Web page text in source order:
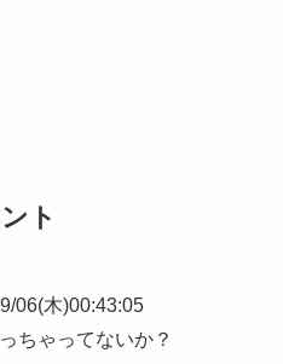
ト
06(木)00:43:05
ちゃってないか？